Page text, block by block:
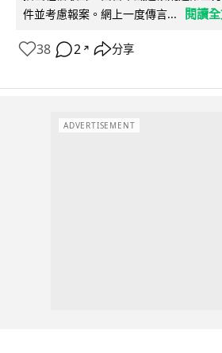
件並考慮報案。網上一度傳言...
閱讀
38 2 ↗ 分享
ADVERTISEMENT